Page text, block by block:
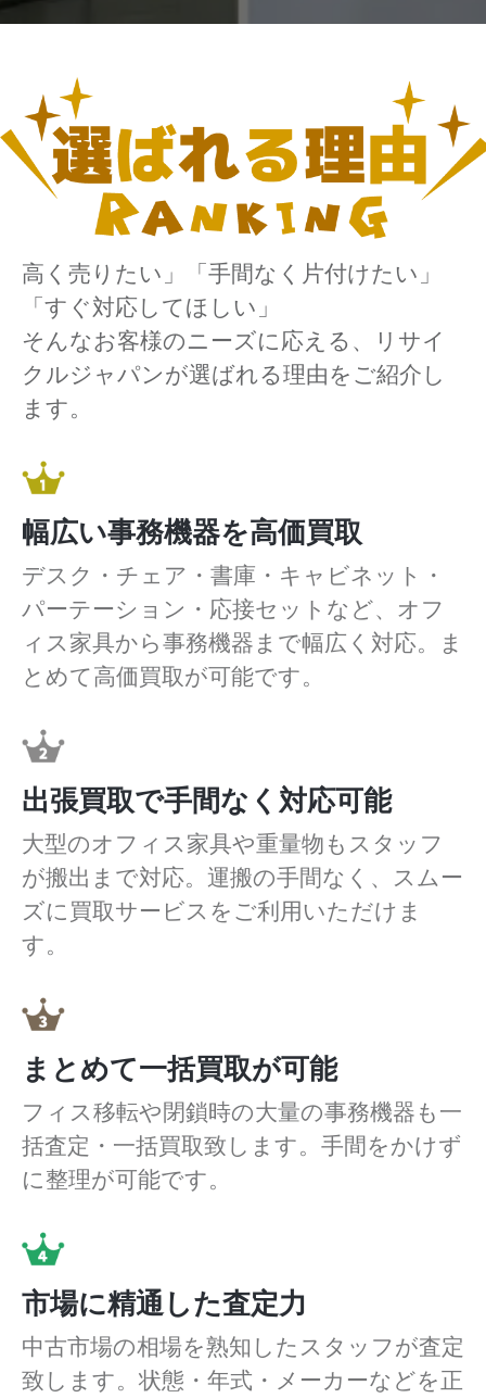
高く売りたい」「手間なく片付けたい」
「すぐ対応してほしい」
そんなお客様のニーズに応える、リサイ
クルジャパンが選ばれる理由をご紹介し
ます。
幅広い事務機器を高価買取
デスク・チェア・書庫・キャビネット・
パーテーション・応接セットなど、オフ
ィス家具から事務機器まで幅広く対応。ま
とめて高価買取が可能です。
出張買取で手間なく対応可能
大型のオフィス家具や重量物もスタッフ
が搬出まで対応。運搬の手間なく、スムー
ズに買取サービスをご利用いただけま
す。
まとめて一括買取が可能
フィス移転や閉鎖時の大量の事務機器も一
括査定・一括買取致します。手間をかけず
に整理が可能です。
市場に精通した査定力
中古市場の相場を熟知したスタッフが査定
致します。状態・年式・メーカーなどを正